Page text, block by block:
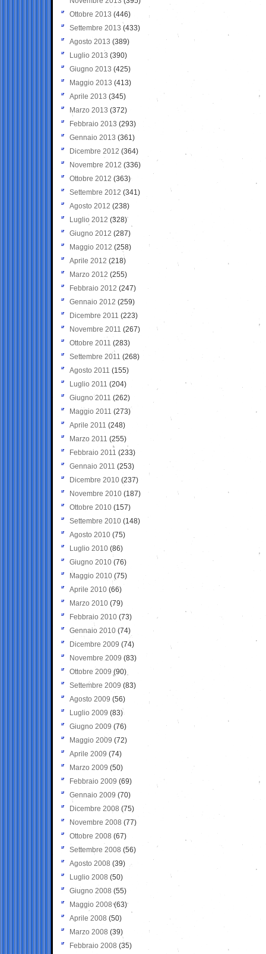
Ottobre 2013 (446)
Settembre 2013 (433)
Agosto 2013 (389)
Luglio 2013 (390)
Giugno 2013 (425)
Maggio 2013 (413)
Aprile 2013 (345)
Marzo 2013 (372)
Febbraio 2013 (293)
Gennaio 2013 (361)
Dicembre 2012 (364)
Novembre 2012 (336)
Ottobre 2012 (363)
Settembre 2012 (341)
Agosto 2012 (238)
Luglio 2012 (328)
Giugno 2012 (287)
Maggio 2012 (258)
Aprile 2012 (218)
Marzo 2012 (255)
Febbraio 2012 (247)
Gennaio 2012 (259)
Dicembre 2011 (223)
Novembre 2011 (267)
Ottobre 2011 (283)
Settembre 2011 (268)
Agosto 2011 (155)
Luglio 2011 (204)
Giugno 2011 (262)
Maggio 2011 (273)
Aprile 2011 (248)
Marzo 2011 (255)
Febbraio 2011 (233)
Gennaio 2011 (253)
Dicembre 2010 (237)
Novembre 2010 (187)
Ottobre 2010 (157)
Settembre 2010 (148)
Agosto 2010 (75)
Luglio 2010 (86)
Giugno 2010 (76)
Maggio 2010 (75)
Aprile 2010 (66)
Marzo 2010 (79)
Febbraio 2010 (73)
Gennaio 2010 (74)
Dicembre 2009 (74)
Novembre 2009 (83)
Ottobre 2009 (90)
Settembre 2009 (83)
Agosto 2009 (56)
Luglio 2009 (83)
Giugno 2009 (76)
Maggio 2009 (72)
Aprile 2009 (74)
Marzo 2009 (50)
Febbraio 2009 (69)
Gennaio 2009 (70)
Dicembre 2008 (75)
Novembre 2008 (77)
Ottobre 2008 (67)
Settembre 2008 (56)
Agosto 2008 (39)
Luglio 2008 (50)
Giugno 2008 (55)
Maggio 2008(63)
Aprile 2008 (50)
Marzo 2008 (39)
Febbraio 2008 (35)